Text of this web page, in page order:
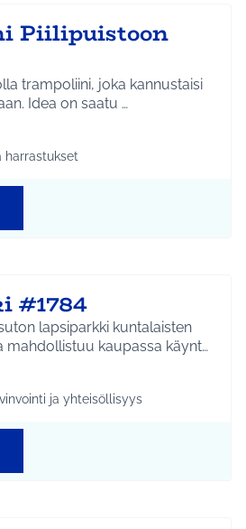
Piilipuistoon
trampoliini, joka kannustaisi
kaiken ikäisiä liikuntaan. Idea on saatu …
mukaan: Hyrylä
teeman mukaan: Liikunta ja
harrastukset
#1784
lapsiparkki kuntalaisten
mahdollistuu kaupassa käynt…
mukaan: Koko Tuusula
tulokset teeman mukaan: Hyvinvointi ja
ja yhteisöllisyys